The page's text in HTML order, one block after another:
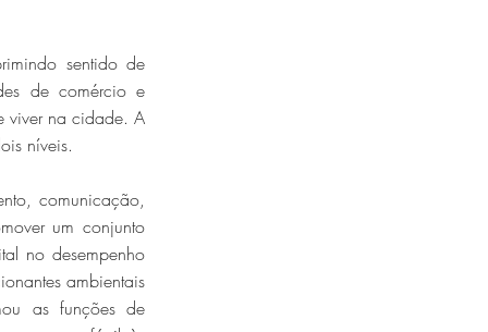
sentido de
de comércio e
viver na cidade. A
níveis.
comunicação,
um conjunto
no desempenho
ambientais
as funções de